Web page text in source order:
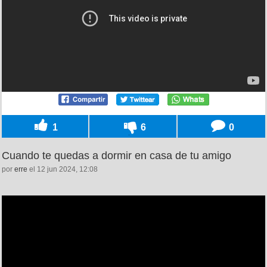
1 6 0
Cuando te quedas a dormir en casa de tu amigo
por erre el 12 jun 2024, 12:08